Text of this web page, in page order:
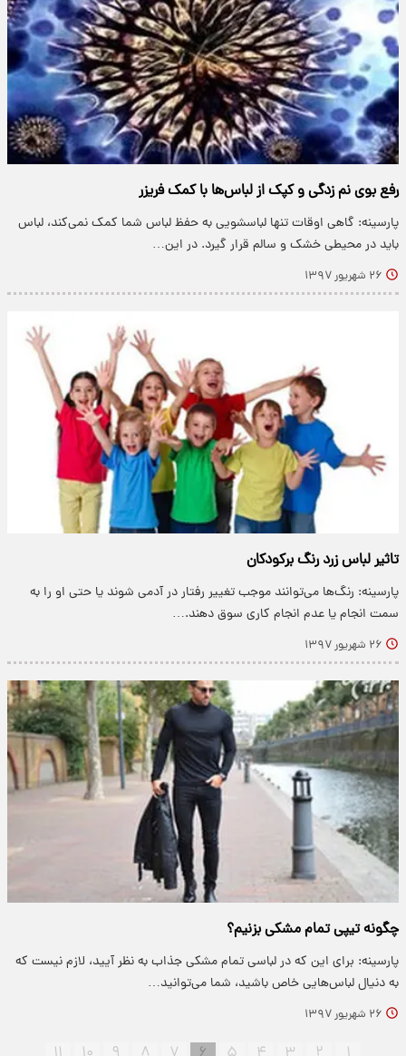
رفع بوی نم زدگی و کپک از لباس‌ها با کمک فریزر
پارسینه: گاهی اوقات تنها لباسشویی به حفظ لباس شما کمک نمی‌کند، لباس
باید در محیطی خشک و سالم قرار گیرد. در این…
۲۶ شهریور ۱۳۹۷
تاثیر لباس زرد رنگ برکودکان
پارسینه: رنگ‌ها می‌توانند موجب تغییر رفتار در آدمی شوند یا حتی او را به
سمت انجام یا عدم انجام کاری سوق دهند.…
۲۶ شهریور ۱۳۹۷
چگونه تیپی تمام مشکی بزنیم؟
پارسینه: برای این که در لباسی تمام مشکی جذاب به نظر آیید، لازم نیست که
به دنیال لباس‌هایی خاص باشید، شما می‌توانید…
۲۶ شهریور ۱۳۹۷